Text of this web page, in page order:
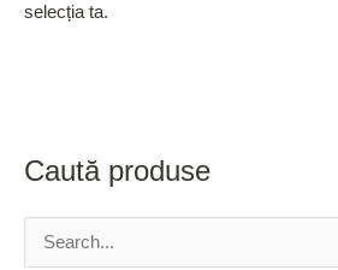
Caută produse
selecția ta.